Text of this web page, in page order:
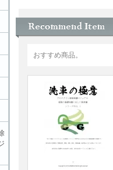
おすすめ商品。